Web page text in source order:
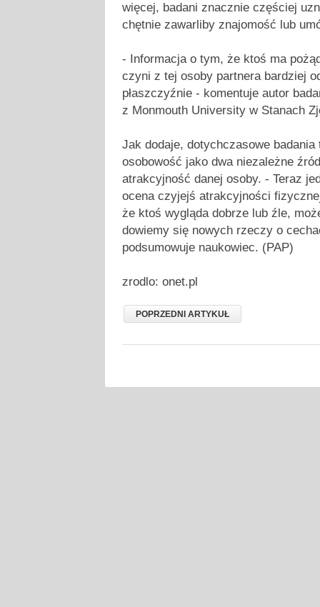
więcej, badani znacznie częściej
chętnie zawarliby znajomość lub
- Informacja o tym, że ktoś ma
czyni z tej osoby partnera bardziej
płaszczyźnie - komentuje autor
z Monmouth University w Stanach
Jak dodaje, dotychczasowe badania
osobowość jako dwa niezależne
atrakcyjność danej osoby. - Teraz
ocena czyjejś atrakcyjności
że ktoś wygląda dobrze lub źle,
dowiemy się nowych rzeczy o
podsumowuje naukowiec. (PAP)
zrodlo: onet.pl
POPRZEDNI ARTYKUŁ